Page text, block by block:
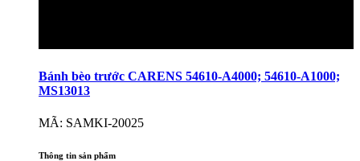
Bánh bèo trước CARENS 54610-A4000; 54610-A1000;
MS13013
MÃ: SAMKI-20025
Thông tin sản phẩm